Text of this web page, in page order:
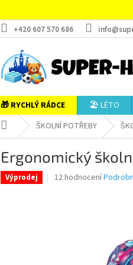
+420 607 570 686
🎁 RYCHLÝ RÁDCE 🏖️ LÉTO
Domů ŠKOLNÍ POTŘEBY
Ergonomický
Výprodej
Průměrné
12 hodnocení